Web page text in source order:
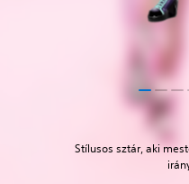
Stílusos sztár, aki